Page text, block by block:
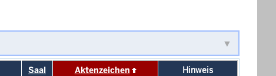
Saal Aktenzeichen
Hinweis